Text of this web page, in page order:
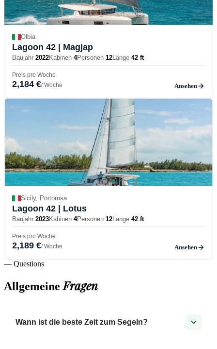
Olbia
Lagoon 42 | Magjap
Baujahr 2022Kabinen 4Personen 12Länge 42 ft
Preis pro Woche
2,184 €/ Woche Ansehen
Sicily, Portorosa
Lagoon 42 | Lotus
Baujahr 2023Kabinen 4Personen 12Länge 42 ft
Preis pro Woche
2,189 €/ Woche Ansehen
— Questions
AllgemeineFragen
Wann ist die beste Zeit zum Segeln?